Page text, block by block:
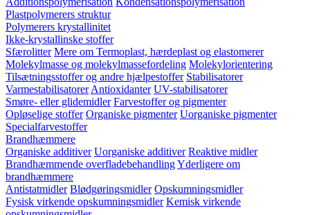
Plastpolymerers struktur
Polymerers krystallinitet
Ikke-krystallinske stoffer
Sfærolitter Mere om Termoplast, hærdeplast og elastomerer
Molekylmasse og molekylmassefordeling Molekylorientering
Tilsætningsstoffer og andre hjælpestoffer Stabilisatorer
Varmestabilisatorer Antioxidanter UV-stabilisatorer
Smøre- eller glidemidler Farvestoffer og pigmenter
Opløselige stoffer Organiske pigmenter Uorganiske pigmenter
Specialfarvestoffer
Brandhæmmere
Organiske additiver Uorganiske additiver Reaktive midler
Brandhæmmende overfladebehandlingYderligere om
brandhæmmere
Antistatmidler Blødgøringsmidler Opskumningsmidler
Fysisk virkende opskumningsmidler Kemisk virkende